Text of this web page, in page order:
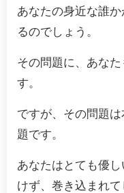
あなたの身近な誰
るのでしょう。
その問題に、あな
す。
ですが、その問題
題です。
あなたはとても優
けず、巻き込まれて